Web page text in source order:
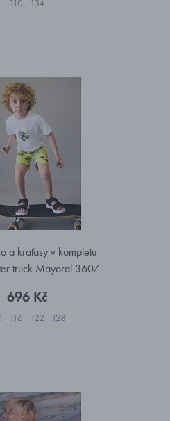
110 134
a kraťasy v kompletu
truck Mayoral 3607-
696 Kč
116 122 128